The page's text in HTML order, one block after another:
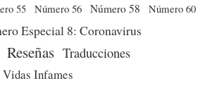
55 Número 56 Número 58
Número 60
Especial 8: Coronavirus
Reseñas Traducciones
Vidas Infames